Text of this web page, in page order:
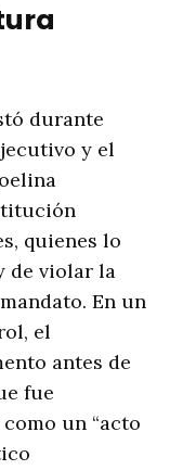
durante
y el
quienes lo
de violar la
En un
el
antes de
fue
un “acto